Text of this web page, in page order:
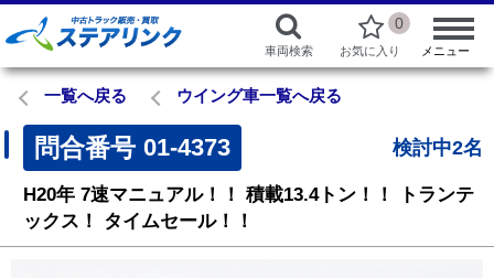
車両検索
0
お気に入り メニュー
一覧へ戻る ウイング車一覧へ戻る
問合番号 01-4373 検討中2名
H20年 7速マニュアル！！ 積載13.4トン！！
トランテ
ックス！
タイムセール！！